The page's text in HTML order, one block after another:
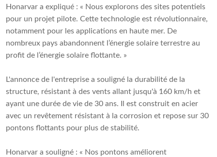
Honarvar a expliqué : « Nous explorons des sites potentiels
pour un projet pilote. Cette technologie est révolutionnaire,
notamment pour les applications en haute mer. De
nombreux pays abandonnent l’énergie solaire terrestre au
profit de l’énergie solaire flottante. »
L'annonce de l'entreprise a souligné la durabilité de la
structure, résistant à des vents allant jusqu'à 160 km/h et
ayant une durée de vie de 30 ans. Il est construit en acier
avec un revêtement résistant à la corrosion et repose sur 30
pontons flottants pour plus de stabilité.
Honarvar a souligné : « Nos pontons améliorent